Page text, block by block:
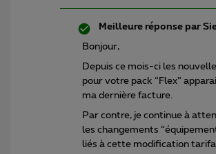
Meilleure réponse par
Bonjour,
Depuis ce mois-ci les
pour votre pack “Flex”
ma dernière facture.
Par contre, je continue à
les changements
liés à cette modification